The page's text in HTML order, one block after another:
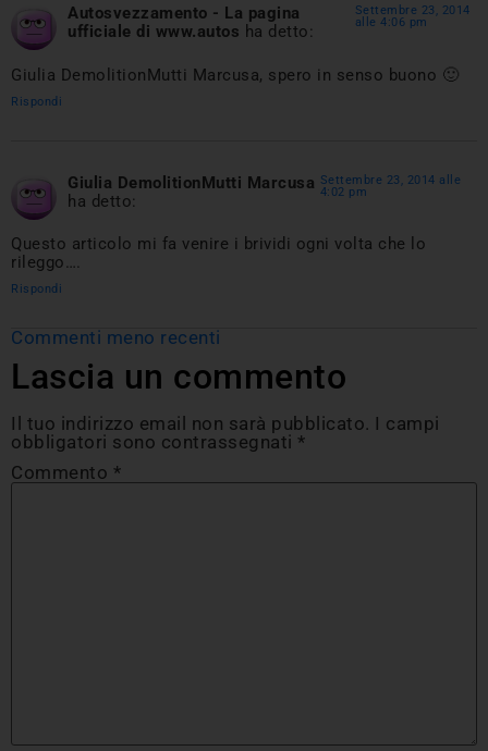
Autosvezzamento - La pagina
ufficiale di www.autos ha detto:
Settembre 23, 2014
alle 4:06 pm
Giulia DemolitionMutti Marcusa, spero in senso buono 🙂
Rispondi
Giulia DemolitionMutti Marcusa
ha detto:
Settembre 23, 2014 alle
4:02 pm
Questo articolo mi fa venire i brividi ogni volta che lo
rileggo….
Rispondi
Commenti meno recenti
Lascia un commento
Il tuo indirizzo email non sarà pubblicato. I campi
obbligatori sono contrassegnati *
Commento *